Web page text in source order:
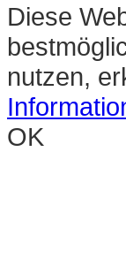
Diese
nutzen,
OK